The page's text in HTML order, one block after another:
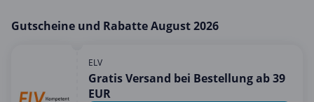
Gutscheine und Rabatte August 2026
ELV
Gratis Versand bei Bestellung ab 39
EUR